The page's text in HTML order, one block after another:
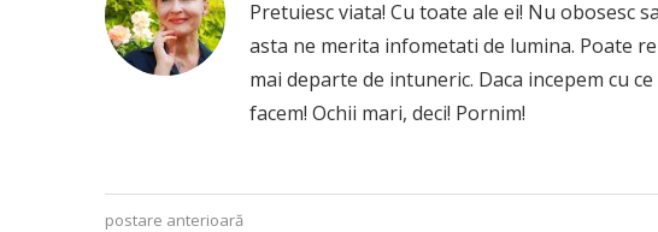
Pretuiesc viata! Cu toate ale ei! Nu obosesc
asta ne merita infometati de lumina. Poate
mai departe de intuneric. Daca incepem cu
facem! Ochii mari, deci! Pornim!
postare anterioară